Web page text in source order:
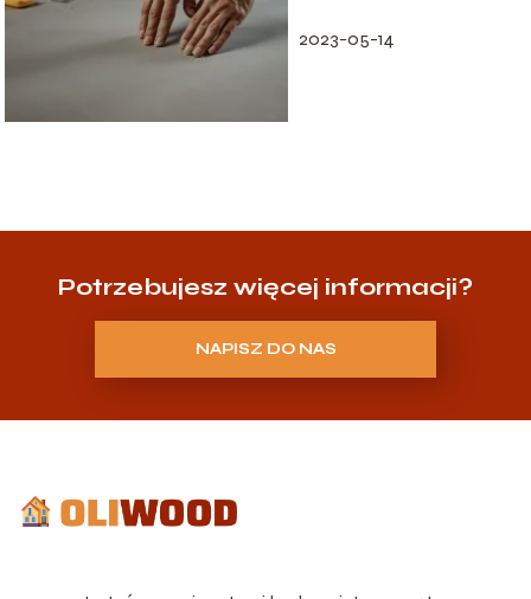
2023-05-14
Potrzebujesz więcej informacji?
NAPISZ DO NAS